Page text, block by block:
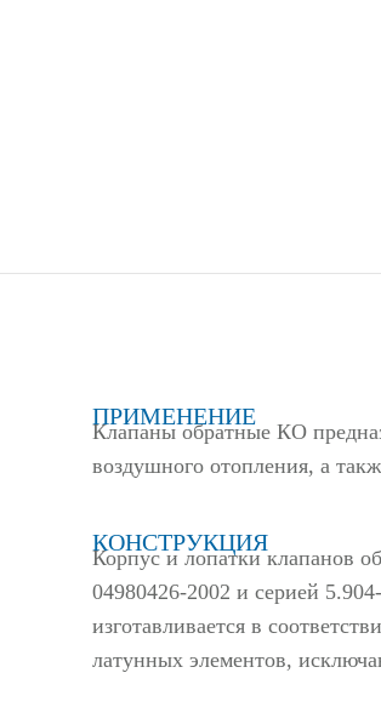
ПРИМЕНЕНИЕ
Клапаны обратные КО
воздушного отопления, а
КОНСТРУКЦИЯ
Корпус и лопатки клапанов
04980426-2002 и серией
изготавливается в
латунных элементов,